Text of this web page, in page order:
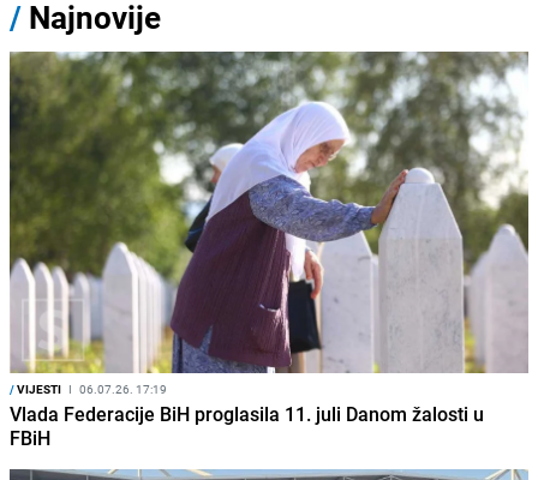
/ Najnovije
/VIJESTI I 06.07.26. 17:19
Vlada Federacije BiH proglasila 11. juli Danom žalosti u
FBiH